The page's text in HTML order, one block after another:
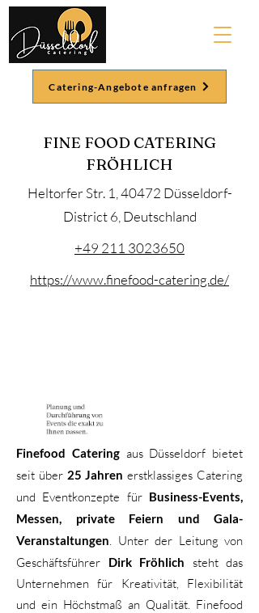
Catering-Angebote anfragen
FINE FOOD CATERING
FRÖHLICH
Heltorfer Str. 1, 40472 Düsseldorf-
District 6, Deutschland
+49 211 3023650
https://www.finefood-catering.de/
Finefood Cateringaus Düsseldorf bietet
seit über 25 Jahren erstklassiges Catering
und Eventkonzepte für Business-Events,
Messen, private Feiern und Gala-
Veranstaltungen. Unter der Leitung von
Geschäftsführer
Dirk Fröhlich steht das
Unternehmen für Kreativität, Flexibilität
und ein Höchstmaß an Qualität. Finefood